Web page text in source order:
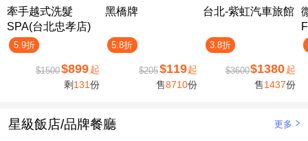
牽手越式洗髮
SPA(台北忠孝店)
5.9折
$1500$899 起
剩 131份
黑橋牌
5.8折
$205$119起
售8710份
台北-紫虹汽車旅館
3.8折
$3600$1380 起
售1437份
星級飯店/品牌餐廳 更多